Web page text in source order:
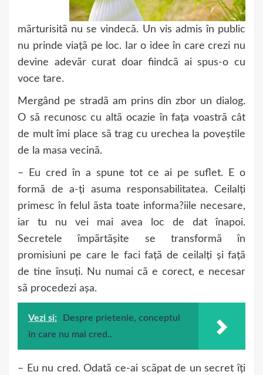
mãrturisitã nu se vindecã. Un vis admis în public
nu prinde viațã pe loc. Iar o idee în care crezi nu
devine adevãr curat doar fiindcã ai spus-o cu
voce tare.
Mergând pe stradã am prins din zbor un dialog.
O sã recunosc cu altã ocazie în fața voastrã cât
de mult îmi place sã trag cu urechea la poveștile
de la masa vecinã.
– Eu cred în a spune tot ce ai pe suflet. E o
formã de a-ți asuma responsabilitatea. Ceilalți
primesc în felul ãsta toate informa?iile necesare,
iar tu nu vei mai avea loc de dat înapoi.
Secretele împãrtãșite se transformã în
promisiuni pe care le faci fațã de ceilalți și fațã
de tine însuți. Nu numai cã e corect, e necesar
sã procedezi așa.
Vezi si:
Despre prietenie, conceptul
in care nu mai cred..
– Eu nu cred. Odatã ce-ai scãpat de un secret îți